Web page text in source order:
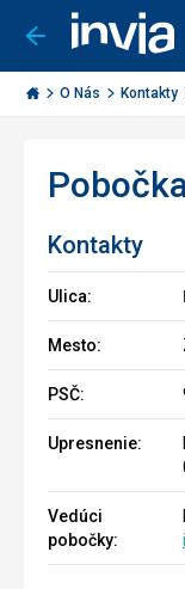
Ísť
späť
Invia.sk
O Nás Kontakty
Kontakty
Ulica:
Mesto:
PSČ:
Upresnenie:
Vedúci
pobočky: